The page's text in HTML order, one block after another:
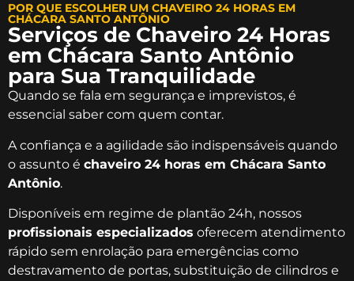
POR QUE ESCOLHER UM CHAVEIRO 24 HORAS EM
CHÁCARA SANTO ANTÔNIO
Serviços de Chaveiro 24 Horas
em Chácara Santo Antônio
para Sua Tranquilidade
Quando se fala em segurança e imprevistos, é
essencial saber com quem contar.
A confiança e a agilidade são indispensáveis quando
o assunto é chaveiro 24 horas em Chácara Santo
Antônio.
Disponíveis em regime de plantão 24h, nossos
profissionais especializados oferecem atendimento
rápido sem enrolação para emergências como
destravamento de portas, substituição de cilindros e